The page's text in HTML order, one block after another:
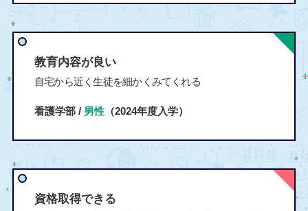
教育内容が良い
自宅から近く生徒を細かくみてくれる
看護学部 / 男性（2024年度入学）
資格取得できる